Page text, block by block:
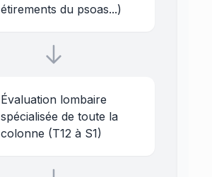
étirements du psoas...)
Évaluation lombaire
spécialisée de toute la
colonne (T12 à S1)